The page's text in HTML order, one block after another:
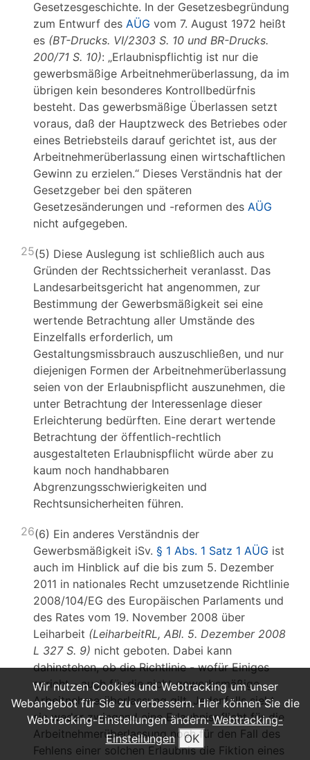
Gesetzesgeschichte. In der Gesetzesbegründung
zum Entwurf des AÜG vom 7. August 1972 heißt
es (BT-Drucks. VI/2303 S. 10 und BR-Drucks.
200/71 S. 10): „Erlaubnispflichtig ist nur die
gewerbsmäßige Arbeitnehmerüberlassung, da im
übrigen kein besonderes Kontrollbedürfnis
besteht. Das gewerbsmäßige Überlassen setzt
voraus, daß der Hauptzweck des Betriebes oder
eines Betriebsteils darauf gerichtet ist, aus der
Arbeitnehmerüberlassung einen wirtschaftlichen
Gewinn zu erzielen.“ Dieses Verständnis hat der
Gesetzgeber bei den späteren
Gesetzesänderungen und -reformen des AÜG
nicht aufgegeben.
25(5) Diese Auslegung ist schließlich auch aus
Gründen der Rechtssicherheit veranlasst. Das
Landesarbeitsgericht hat angenommen, zur
Bestimmung der Gewerbsmäßigkeit sei eine
wertende Betrachtung aller Umstände des
Einzelfalls erforderlich, um
Gestaltungsmissbrauch auszuschließen, und nur
diejenigen Formen der Arbeitnehmerüberlassung
seien von der Erlaubnispflicht auszunehmen, die
unter Betrachtung der Interessenlage dieser
Erleichterung bedürften. Eine derart wertende
Betrachtung der öffentlich-rechtlich
ausgestalteten Erlaubnispflicht würde aber zu
kaum noch handhabbaren
Abgrenzungsschwierigkeiten und
Rechtsunsicherheiten führen.
26(6) Ein anderes Verständnis der
Gewerbsmäßigkeit iSv. § 1 Abs. 1 Satz 1 AÜG ist
auch im Hinblick auf die bis zum 5. Dezember
2011 in nationales Recht umzusetzende Richtlinie
2008/104/EG des Europäischen Parlaments und
des Rates vom 19. November 2008 über
Leiharbeit (LeiharbeitRL, ABl. 5. Dezember 2008
L 327 S. 9) nicht geboten. Dabei kann
dahinstehen, ob die Richtlinie - wofür Einiges
spricht - auch für die nicht gewerbsmäßige
Arbeitnehmerüberlassung gilt. Jedenfalls sieht
sie weder zwingend eine Erlaubnispflicht für die
Arbeitnehmerüberlassung noch für den Fall des
Fehlens einer solchen Erlaubnis die Fiktion eines
Wir nutzen Cookies und Webtracking um unser
Webangebot für Sie zu verbessern. Hier können Sie die
Webtracking-Einstellungen ändern: Webtracking-
Einstellungen
OK